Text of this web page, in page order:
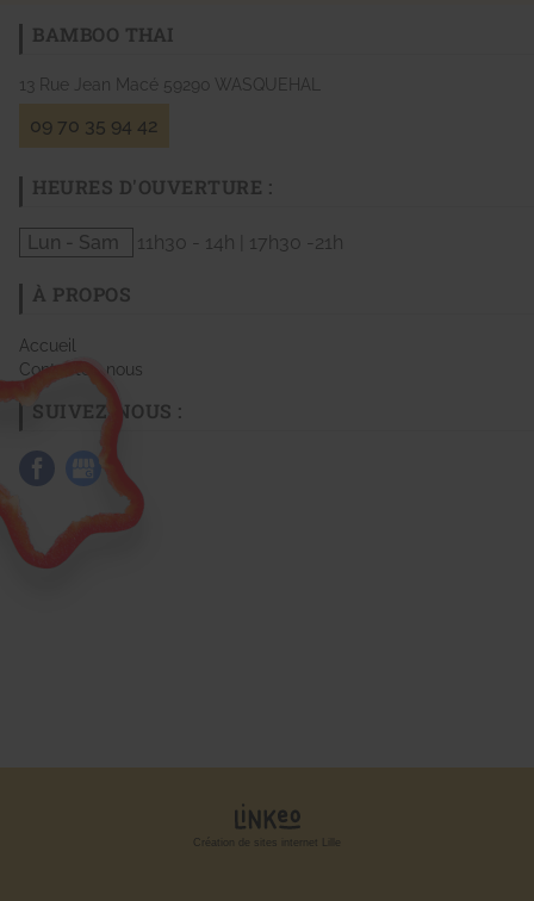
BAMBOO THAI
13 Rue Jean Macé 59290 WASQUEHAL
09 70 35 94 42
HEURES D'OUVERTURE :
Lun - Sam 11h30 - 14h | 17h30 -21h
À PROPOS
Accueil
Contactez-nous
SUIVEZ-NOUS :
Création de sites internet Lille